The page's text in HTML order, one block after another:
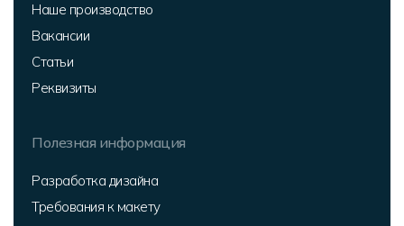
Наше производство
Вакансии
Статьи
Реквизиты
Полезная информация
Разработка дизайна
Требования к макету